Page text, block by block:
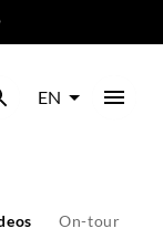
EN
On-tour